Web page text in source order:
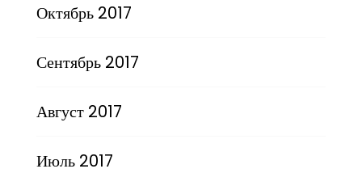
Октябрь 2017
Сентябрь 2017
Август 2017
Июль 2017